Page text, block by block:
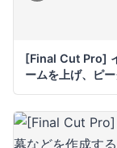
[Final Cut Pro]
ームを上げ、ピ